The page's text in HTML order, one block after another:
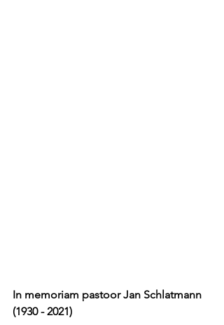
In memoriam pastoor Jan Schlatmann
(1930 - 2021)